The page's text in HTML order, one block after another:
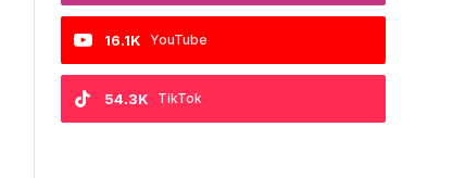
YouTube
16.1K
TikTok
54.3K